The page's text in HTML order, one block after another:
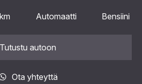
Automaatti Bensiini
Tutustu autoon
Ota yhteyttä